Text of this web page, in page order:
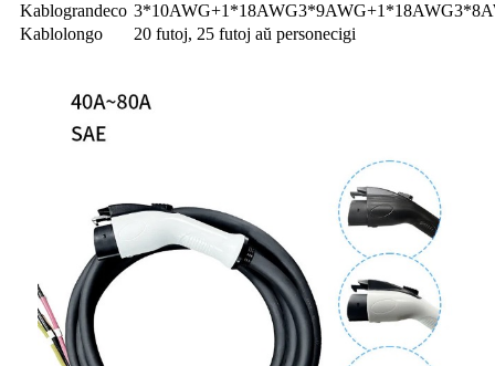
Kablograndeco 3*10AWG+1*18AWG3*9AWG+1*18AWG
Kablolongo
20 futoj, 25 futoj aŭ personecigi